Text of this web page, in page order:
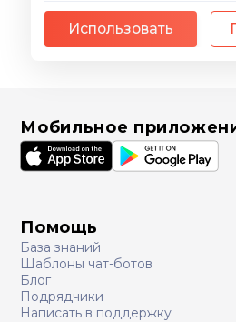
Использовать
Помощь
База знаний
Шаблоны чат-ботов
Блог
Подрядчики
Написать в поддержку
Мобильное